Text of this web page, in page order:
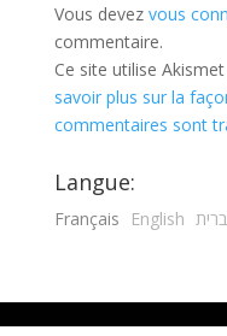
Vous devez vous
commentaire.
Ce site utilise
savoir plus sur la
commentaires sont
Langue:
Français English